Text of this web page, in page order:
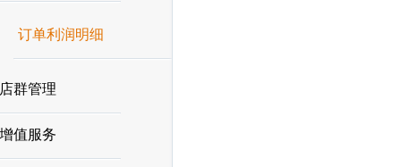
订单利润明细
店群管理
增值服务